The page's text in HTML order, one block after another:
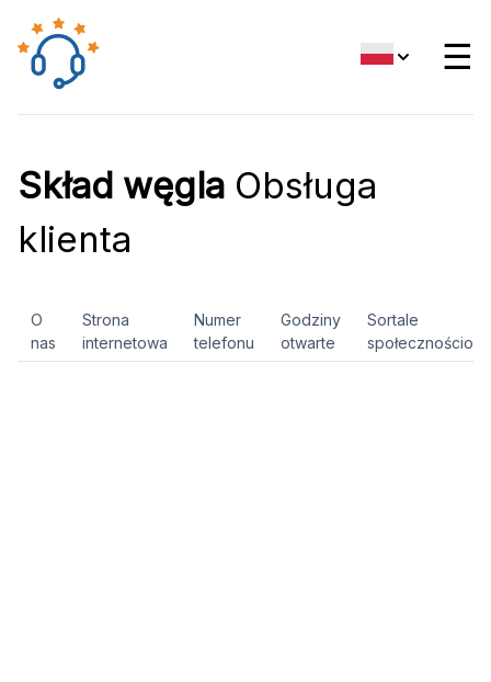
☰
Skład węgla Obsługa
klienta
O
nas
Strona
internetowa
Numer
telefonu
Godziny
otwarte
Sortale